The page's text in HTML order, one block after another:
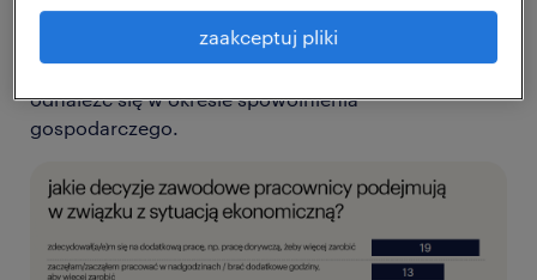
dodatkowej pracy w celu zwiększenia dochodów.
Widzimy też wyraźnie, że pracownicy podejmują
także szereg innych działań, które pozwolą im
odnaleźć się w okresie spowolnienia
gospodarczego.
zaakceptuj pliki